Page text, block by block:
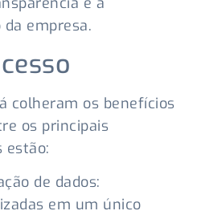
empresa.
colheram os benefícios
os principais
estão:
de dados:
em um único